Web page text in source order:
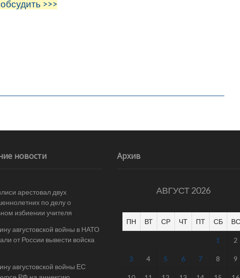
>>>
новости
арестовал двух
по делу о
избиении учителя
августовской войны в НАТО
от России вывести войска
августовской войны ЕС
Архив
АВГУСТ 2026
ПН ВТ СР ЧТ ПТ СБ ВС
1 2
3 4 5 6 7 8 9